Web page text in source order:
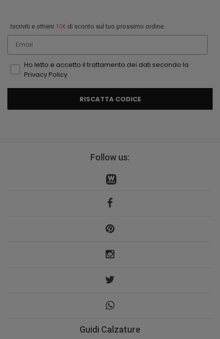
Iscriviti e ottieni 10€ di sconto sul tuo prossimo ordine.
Email
Ho letto e accetto il trattamento dei dati secondo la
Privacy Policy
RISCATTA CODICE
Follow us:
Guidi Calzature